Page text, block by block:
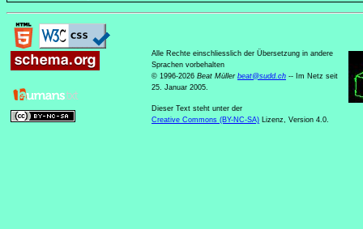
Alle Rechte einschliesslich der Übersetzung in andere
Sprachen vorbehalten
© 1996-2026 Beat Müller beat@sudd.ch -- Im Netz seit
25. Januar 2005.
Dieser Text steht unter der
Creative Commons (BY-NC-SA) Lizenz, Version 4.0.